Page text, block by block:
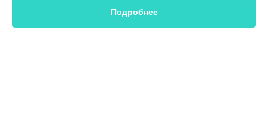
Подробнее